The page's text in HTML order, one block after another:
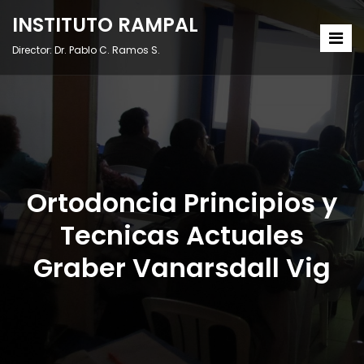
INSTITUTO RAMPAL
Director: Dr. Pablo C. Ramos S.
Ortodoncia Principios y
Tecnicas Actuales
Graber Vanarsdall Vig